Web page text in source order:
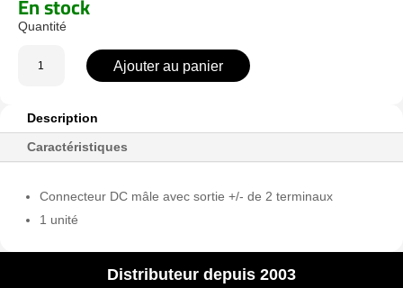
Ajouter au panier
Description
Caractéristiques
Connecteur DC mâle avec sortie +/- de 2 terminaux
1 unité
Distributeur depuis 2003